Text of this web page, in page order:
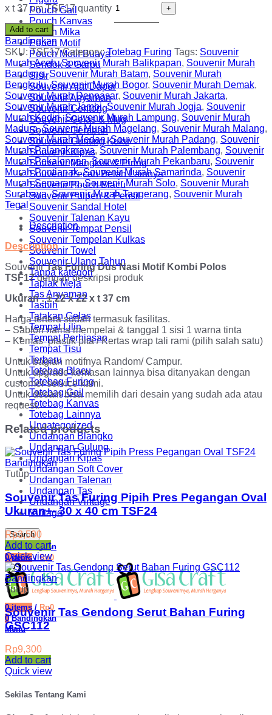
Pouch Gail
Pouch Kanvas
Pouch Mika
Pouch Motif
Pouch Motif Buaya
Sendok & Garpu
Sisir
Souvenir Alat Dapur
Souvenir Anyaman
Souvenir Centong
Souvenir Gelas & Mug
Souvenir Gerabah
Souvenir Gunting Kuku
Souvenir Kipas
Souvenir Mangkuk & Piring
Souvenir Pecah Belah Lainnya
Souvenir Pouch Blacu
Souvenir Pulpen & Pensil
Souvenir Sandal Hotel
Souvenir Talenan Kayu
Souvenir Tempat Pensil
Souvenir Tempelan Kulkas
Souvenir Towel
Souvenir Ulang Tahun
Tanpa kategori
Taplak Meja
Tas Anyaman
Tasbih
Tatakan Gelas
Tempat Lilin
Tempat Perhiasan
Tempat Tisu
Terbaru
Totebag Blacu
Totebag Furing
Totebag Gail
Totebag Kanvas
Totebag Lainnya
Uncategorized
Undangan Blangko
Undangan Gulung
Undangan Kipas
Undangan Soft Cover
Undangan Talenan
Undangan Tas
Undangan Vintage
Vintage
Search
0 Bandingkan
0items / Rp0
0items / Rp0
0 Bandingkan
Menu
x t 37 cm TSF17 quantity
Add to cart
Bandingkan
SKU:TSF17 Category:Totebag Furing Tags: Souvenir
Murah Aceh, Souvenir Murah Balikpapan, Souvenir Murah
Bandung, Souvenir Murah Batam, Souvenir Murah
Bengkulu, Souvenir Murah Bogor, Souvenir Murah Demak,
Souvenir Murah Denpasar, Souvenir Murah Jakarta,
Souvenir Murah Jambi, Souvenir Murah Jogja, Souvenir
Murah Kediri, Souvenir Murah Lampung, Souvenir Murah
Madura, Souvenir Murah Magelang, Souvenir Murah Malang,
Souvenir Murah Medan, Souvenir Murah Padang, Souvenir
Murah Palangkaraya, Souvenir Murah Palembang, Souvenir
Murah Pekalongan, Souvenir Murah Pekanbaru, Souvenir
Murah Pontianak, Souvenir Murah Samarinda, Souvenir
Murah Semarang, Souvenir Murah Solo, Souvenir Murah
Surabaya, Souvenir Murah Tangerang, Souvenir Murah
Tegal
Description
Description
SouvenirTas Furing Dus Nasi Motif Kombi Polos
TSF17dengan deskripsi produk
Ukuran : ± 22 x 22 x t 37 cm
Harga tertera sudah termasuk fasilitas.
– Sablon nama mempelai & tanggal 1 sisi 1 warna tinta
– Kemas plastik pita / Kertas wrap tali rami (pilih salah satu)
Untuk bagian motifnya Random/ Campur.
Untuk upgrade kemasan lainnya bisa ditanyakan dengan
customer service kami.
Untuk desain bisa memilih dari desain yang sudah ada atau
request.
Related products
Bandingkan
Tutup
Souvenir Tas Furing Pipih Pres Pegangan Oval
Ukuran+- 30 x 40 cm TSF24
Rp3,500
Add to cart
Quick view
Bandingkan
Tutup
Souvenir Tas Gendong Serut Bahan Furing
GSC112
Rp9,300
Add to cart
Quick view
Sekilas Tentang Kami